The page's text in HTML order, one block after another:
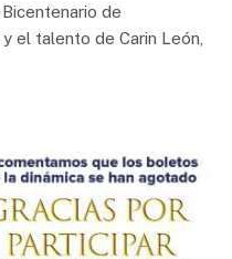
de
el talento de Carin León,